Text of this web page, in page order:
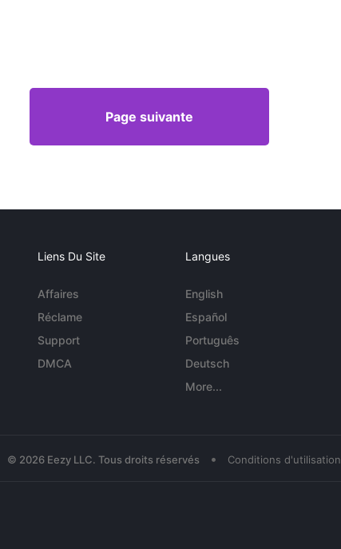
Page suivante
Liens Du Site
Affaires
Réclame
Support
DMCA
Langues
English
Español
Português
Deutsch
More...
© 2026 Eezy LLC. Tous droits réservés • Conditions d'utilisation